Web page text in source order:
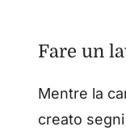
Fare un
Mentre la
creato